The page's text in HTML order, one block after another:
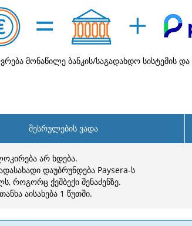
მონაწილე ბანკის/საგადახდო სისტემის და
შესრულების ვადა
არ ხდება.
დაუბრუნდება Paysera-ს
როგორც ქეშბექი შენაძენზე.
აისახება 1 წუთში.